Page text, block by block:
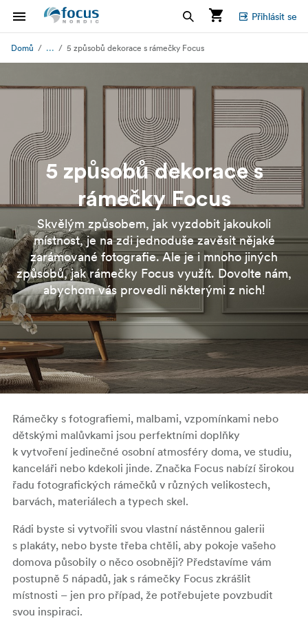
Přihlásit se
Domů ... 5 způsobů dekorace s rámečky Focus
5 způsobů dekorace s
rámečky Focus
Skvělým způsobem, jak vyzdobit jakoukoli
místnost, je na zdi jednoduše zavěsit nějaké
zarámované fotografie. Ale je i mnoho jiných
způsobů, jak rámečky Focus využít. Dovolte nám,
abychom vás provedli některými z nich!
Rámečky s fotografiemi, malbami, vzpomínkami nebo
dětskými malůvkami jsou perfektními doplňky
k vytvoření jedinečné osobní atmosféry doma, ve studiu,
kanceláři nebo kdekoli jinde. Značka Focus nabízí širokou
řadu fotografických rámečků v různých velikostech,
barvách, materiálech a typech skel.
Rádi byste si vytvořili svou vlastní nástěnnou galerii
s plakáty, nebo byste třeba chtěli, aby pokoje vašeho
domova působily o něco osobněji? Představíme vám
postupně 5 nápadů, jak s rámečky Focus zkrášlit
místnosti – jen pro případ, že potřebujete povzbudit
svou inspiraci.